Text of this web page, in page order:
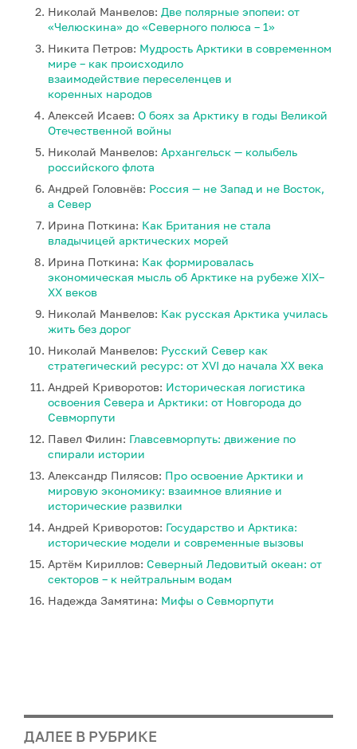
Николай Манвелов: Две полярные эпопеи: от
«Челюскина» до «Северного полюса – 1»
Никита Петров: Мудрость Арктики в современном
мире – как происходило
взаимодействие переселенцев и
коренных народов
Алексей Исаев: О боях за Арктику в годы Великой
Отечественной войны
Николай Манвелов: Архангельск — колыбель
российского флота
Андрей Головнёв: Россия — не Запад и не Восток,
а Север
Ирина Поткина: Как Британия не стала
владычицей арктических морей
Ирина Поткина: Как формировалась
экономическая мысль об Арктике на рубеже XIX–
XX веков
Николай Манвелов: Как русская Арктика училась
жить без дорог
Николай Манвелов: Русский Север как
стратегический ресурс: от XVI до начала XX века
Андрей Криворотов: Историческая логистика
освоения Севера и Арктики: от Новгорода до
Севморпути
Павел Филин: Главсевморпуть: движение по
спирали истории
Александр Пилясов: Про освоение Арктики и
мировую экономику: взаимное влияние и
исторические развилки
Андрей Криворотов: Государство и Арктика:
исторические модели и современные вызовы
Артём Кириллов: Северный Ледовитый океан: от
секторов – к нейтральным водам
Надежда Замятина: Мифы о Севморпути
ДАЛЕЕ В РУБРИКЕ